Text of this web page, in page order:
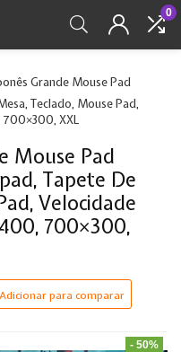
0
Grande Mouse Pad
Teclado, Mouse Pad,
XXL
Mouse Pad
Tapete De
Velocidade
700×300,
Adicionar para comparar
- 50%